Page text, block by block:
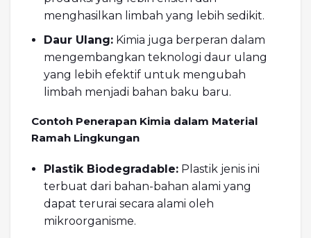
menghasilkan limbah yang lebih sedikit.
Daur Ulang: Kimia juga berperan dalam
mengembangkan teknologi daur ulang
yang lebih efektif untuk mengubah
limbah menjadi bahan baku baru.
Contoh Penerapan Kimia dalam Material
Ramah Lingkungan
Plastik Biodegradable: Plastik jenis ini
terbuat dari bahan-bahan alami yang
dapat terurai secara alami oleh
mikroorganisme.